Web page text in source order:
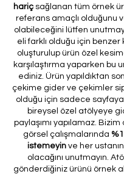
hariçsağlanan tüm örnek
referans amaçlı olduğunu
olabileceğini lütfen
eli farklı olduğu için benzer
oluşturulup ürün özel
karşılaştırma yaparken bu
ediniz. Ürün yapıldıktan
çekime gider ve çekimler
olduğu için sadece
bireysel özel atölyeye
paylaşımı yapılamaz.
görsel çalışmalarında
istemeyin ve her
olacağını unutmayın.
gönderdiğiniz ürünü örnek